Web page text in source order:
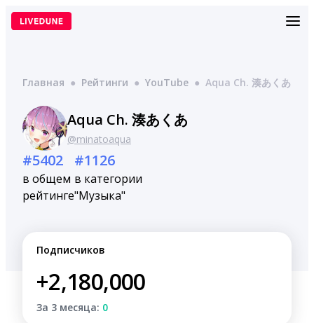
Перейти
Главная ● Рейтинги ● YouTube ● Aqua Ch. 湊あくあ
Aqua Ch. 湊あくあ
@minatoaqua
#5402
в общем
рейтинге
#1126
в категории
"Музыка"
Подписчиков
+2,180,000
За 3 месяца: 0